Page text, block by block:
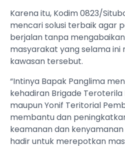
Karena itu, Kodim 0823/
mencari solusi terbaik agar
berjalan tanpa
masyarakat yang selama
kawasan tersebut.
“Intinya Bapak Panglima
kehadiran Brigade
maupun Yonif Teritorial
membantu dan
keamanan dan
hadir untuk merepotkan